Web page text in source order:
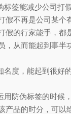
签能减少公司打假
假不再是公司某个
假的行家能手，都
，从而能起到事半
度，能起到很好的
防伪标签的时候
产品的时分，可以